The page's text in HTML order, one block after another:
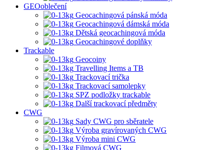
GEOoblečení
Geocachingová pánská móda
Geocachingová dámská móda
Dětská geocachingová móda
Geocachingové doplňky
Trackable
Geocoiny
Travelling Items a TB
Trackovací trička
Trackovací samolepky
SPZ podložky trackable
Další trackovací předměty
CWG
Sady CWG pro sběratele
Výroba gravírovaných CWG
Výroba mini CWG
Filmová CWG